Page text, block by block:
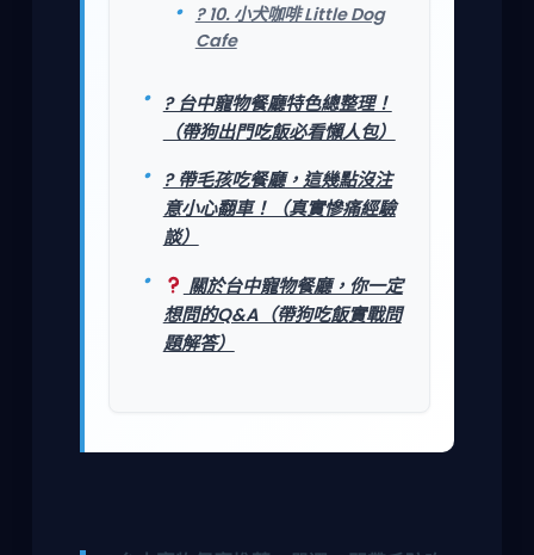
? 10. 小犬咖啡 Little Dog
Cafe
? 台中寵物餐廳特色總整理！
（帶狗出門吃飯必看懶人包）
? 帶毛孩吃餐廳，這幾點沒注
意小心翻車！（真實慘痛經驗
談）
關於台中寵物餐廳，你一定
想問的Q&A（帶狗吃飯實戰問
題解答）